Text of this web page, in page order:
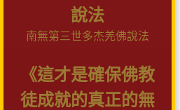
說法
南無第三世多杰羌佛說法
《這才是確保佛教
徒成就的真正的無